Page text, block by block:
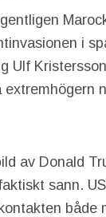
i
Ulf
extremhögern
av Donald
sann.
både